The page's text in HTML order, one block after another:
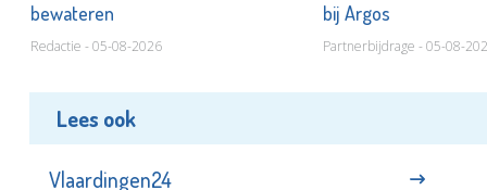
bewateren
Redactie - 05-08-2026
bij Argos
Partnerbijdrage - 05-08-
Lees ook
Vlaardingen24